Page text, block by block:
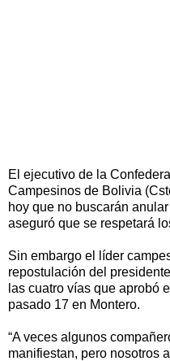
El ejecutivo de la
Campesinos de Bolivia
hoy que no buscarán
aseguró que se respetará
Sin embargo el líder
repostulación del
las cuatro vías que aprobó
pasado 17 en Montero.
“A veces algunos
manifiestan, pero nosotros